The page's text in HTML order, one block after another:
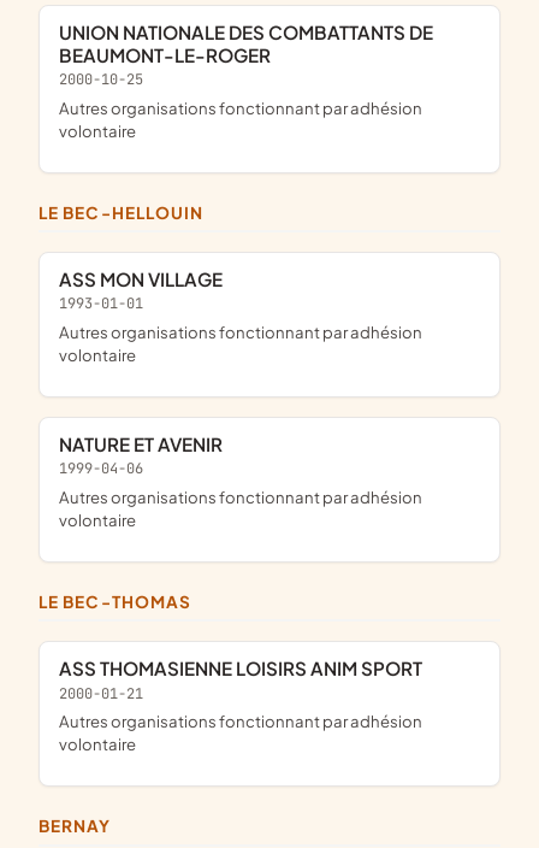
UNION NATIONALE DES COMBATTANTS DE
BEAUMONT-LE-ROGER
2000-10-25
Autres organisations fonctionnant par adhésion
volontaire
LE BEC-HELLOUIN
ASS MON VILLAGE
1993-01-01
Autres organisations fonctionnant par adhésion
volontaire
NATURE ET AVENIR
1999-04-06
Autres organisations fonctionnant par adhésion
volontaire
LE BEC-THOMAS
ASS THOMASIENNE LOISIRS ANIM SPORT
2000-01-21
Autres organisations fonctionnant par adhésion
volontaire
BERNAY